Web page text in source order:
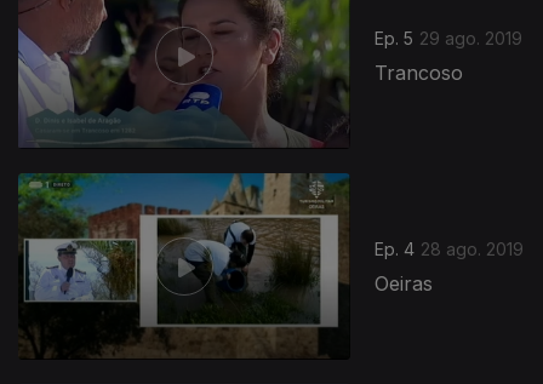
Ep. 5 29 ago. 2019
Trancoso
Ep. 4 28 ago. 2019
Oeiras